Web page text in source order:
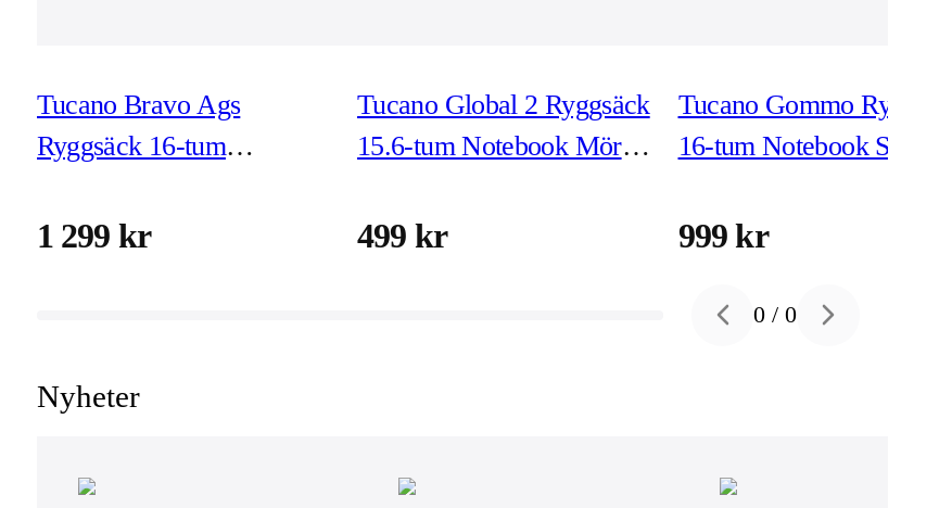
Tucano Bravo Ags
Ryggsäck 16-tum
1 299 kr
Tucano Global 2 Ryggsäck
15.6-tum Notebook Mörk
499 kr
Tucano Gommo Ryggsäck
16-tum Notebook Svart
999 kr
Previous slide
0 /0 Next slide
Nyheter